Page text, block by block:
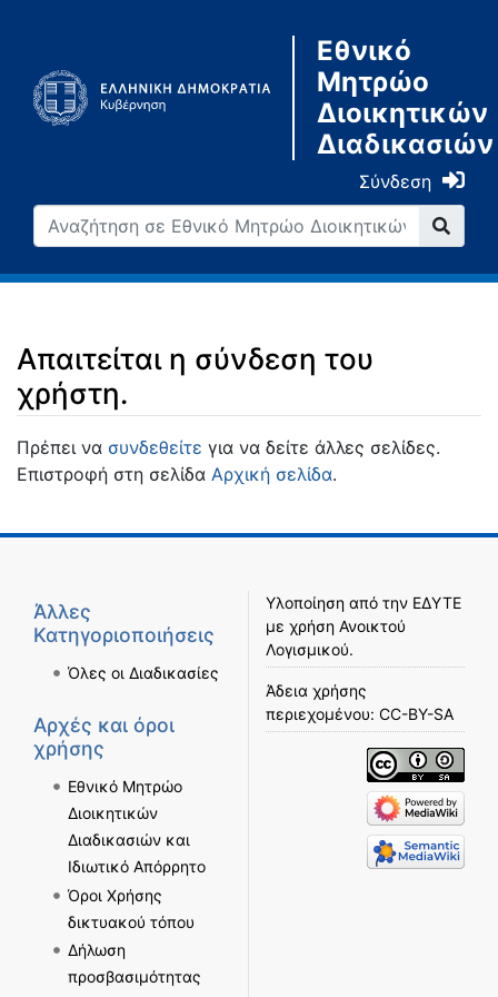
Εθνικό
Μητρώο
Διοικητικών
Διαδικασιών
Σύνδεση
Απαιτείται η σύνδεση του
χρήστη.
Μετάβαση σε:πλοήγηση,αναζήτηση
Πρέπει να συνδεθείτε για να δείτε άλλες σελίδες.
Επιστροφή στη σελίδα Αρχική σελίδα.
Άλλες
Κατηγοριοποιήσεις
Όλες οι Διαδικασίες
Αρχές και όροι
χρήσης
Εθνικό Μητρώο
Διοικητικών
Διαδικασιών και
Ιδιωτικό Απόρρητο
Όροι Χρήσης
δικτυακού τόπου
Δήλωση
προσβασιμότητας
Υλοποίηση από την ΕΔΥΤΕ
με χρήση Ανοικτού
Λογισμικού.
Άδεια χρήσης
περιεχομένου: CC-BY-SA